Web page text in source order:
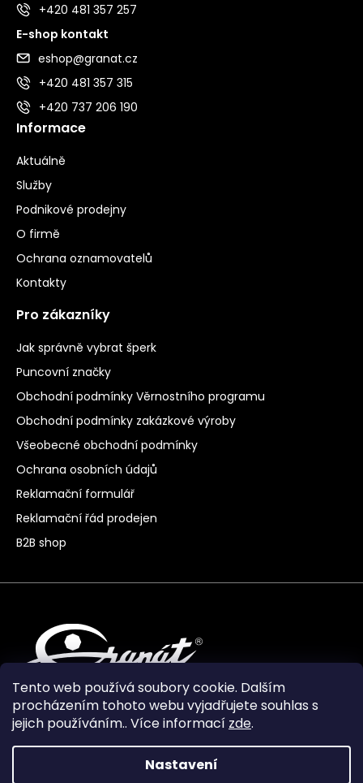
Tento web používá soubory cookie. Dalším
procházením tohoto webu vyjadřujete souhlas s
jejich používáním.. Více informací zde.
Nastavení
+420 481 357 257
E-shop kontakt
eshop@granat.cz
+420 481 357 315
+420 737 206 190
Informace
Aktuálně
Služby
Podnikové prodejny
O firmě
Ochrana oznamovatelů
Kontakty
Pro zákazníky
Jak správně vybrat šperk
Puncovní značky
Obchodní podmínky Věrnostního programu
Obchodní podmínky zakázkové výroby
Všeobecné obchodní podmínky
Ochrana osobních údajů
Reklamační formulář
Reklamační řád prodejen
B2B shop